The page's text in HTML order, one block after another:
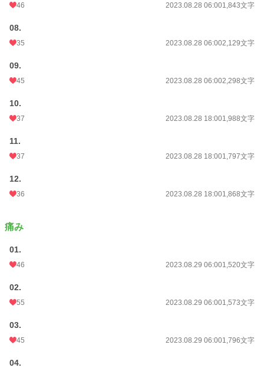
46 2023.08.28 06:001,843文字
08.
35 2023.08.28 06:002,129文字
09.
45 2023.08.28 06:002,298文字
10.
37 2023.08.28 18:001,988文字
11.
37 2023.08.28 18:001,797文字
12.
36 2023.08.28 18:001,868文字
痛み
01.
46 2023.08.29 06:001,520文字
02.
55 2023.08.29 06:001,573文字
03.
45 2023.08.29 06:001,796文字
04.